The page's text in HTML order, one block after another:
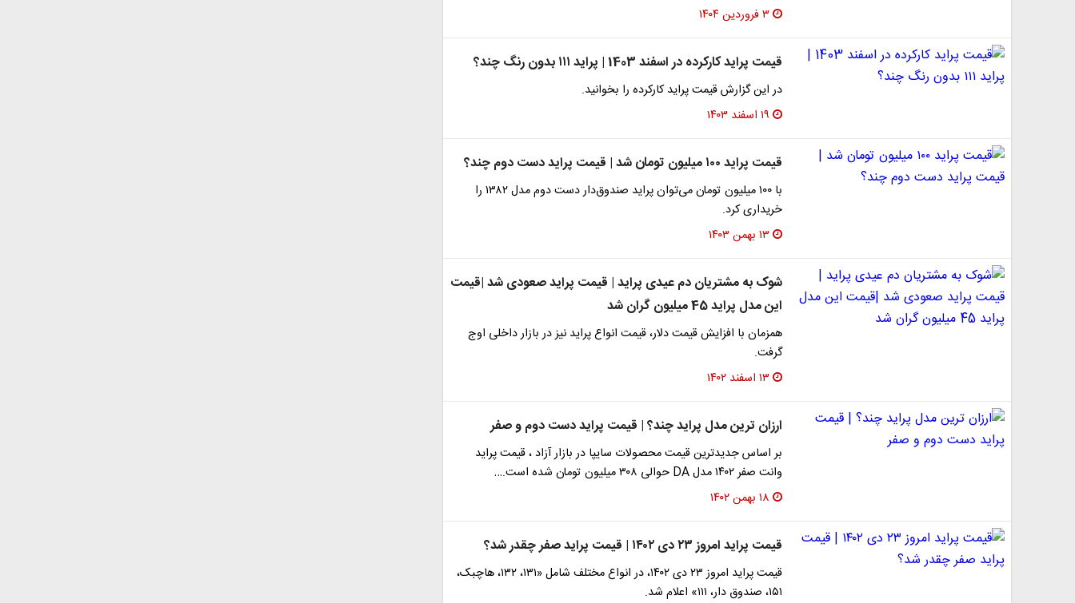
۳ فروردین ۱۴۰۴
قیمت پراید کارکرده در اسفند 1403 | پراید ۱۱۱ بدون رنگ چند؟
در این گزارش قیمت پراید کارکرده را بخوانید.
۱۹ اسفند ۱۴۰۳
قیمت پراید ۱۰۰ میلیون تومان شد | قیمت پراید دست دوم چند؟
با ۱۰۰ میلیون تومان می‌توان پراید صندوق‌دار دست دوم مدل ۱۳۸۲ را
خریداری کرد.
۱۳ بهمن ۱۴۰۳
شوک به مشتریان دم عیدی پراید | قیمت پراید صعودی شد |قیمت
این مدل پراید 45 میلیون گران شد
همزمان با افزایش قیمت دلار، قیمت انواع پراید نیز در بازار داخلی اوج
گرفت.
۱۳ اسفند ۱۴۰۲
ارزان ترین مدل پراید چند؟ | قیمت پراید دست دوم و صفر
بر اساس جدیدترین قیمت محصولات سایپا در بازار آزاد ، قیمت پراید
وانت صفر ۱۴۰۲ مدل DA حوالی ۳۰۸ میلیون تومان شده است.…
۱۸ بهمن ۱۴۰۲
قیمت پراید امروز ۲۳ دی ۱۴۰۲ | قیمت پراید صفر چقدر شد؟
قیمت پراید امروز ۲۳ دی ۱۴۰۲، در انواع مختلف شامل «۱۳۱، ۱۳۲، هاچبک،
۱۵۱، صندوق دار، ۱۱۱» اعلام شد.